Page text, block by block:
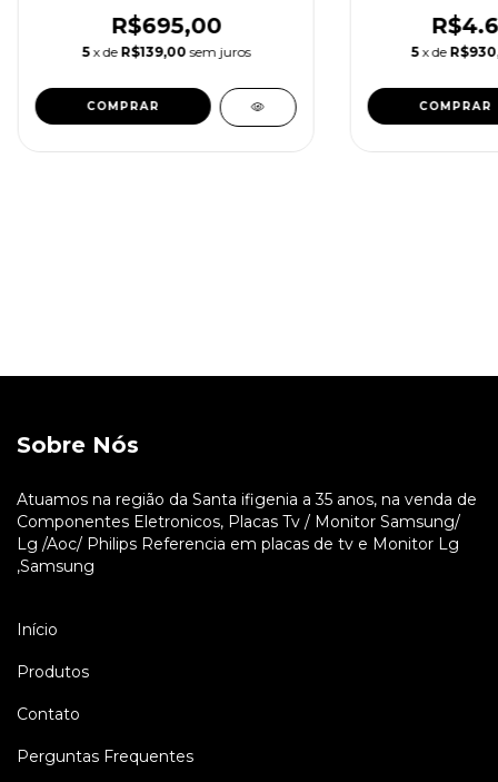
R$695,00
5 x de R$139,00 sem juros 5 x de
Sobre Nós
Atuamos na região da Santa ifigenia a 35 anos, na venda de
Componentes Eletronicos, Placas Tv / Monitor Samsung/
Lg /Aoc/ Philips Referencia em placas de tv e Monitor Lg
,Samsung
Início
Produtos
Contato
Perguntas Frequentes